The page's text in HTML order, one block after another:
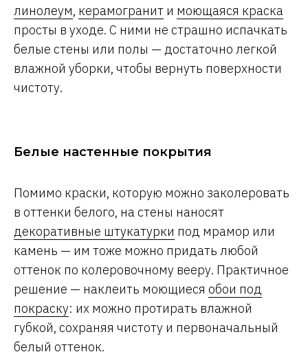
линолеум, керамогранит и моющаяся краска
просты в уходе. С ними не страшно испачкать
белые стены или полы — достаточно легкой
влажной уборки, чтобы вернуть поверхности
чистоту.
Белые настенные покрытия
Помимо краски, которую можно заколеровать
в оттенки белого, на стены наносят
декоративные штукатурки под мрамор или
камень — им тоже можно придать любой
оттенок по колеровочному вееру. Практичное
решение — наклеить моющиеся обои под
покраску: их можно протирать влажной
губкой, сохраняя чистоту и первоначальный
белый оттенок.